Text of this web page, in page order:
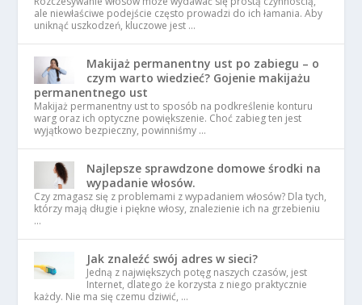
ale niewłaściwe podejście często prowadzi do ich łamania. Aby
uniknąć uszkodzeń, kluczowe jest …
Makijaż permanentny ust po zabiegu – o
czym warto wiedzieć? Gojenie makijażu
permanentnego ust
Makijaż permanentny ust to sposób na podkreślenie konturu
warg oraz ich optyczne powiększenie. Choć zabieg ten jest
wyjątkowo bezpieczny, powinniśmy …
Najlepsze sprawdzone domowe środki na
wypadanie włosów.
Czy zmagasz się z problemami z wypadaniem włosów? Dla tych,
którzy mają długie i piękne włosy, znalezienie ich na grzebieniu
…
Jak znaleźć swój adres w sieci?
Jedną z największych potęg naszych czasów, jest
Internet, dlatego że korzysta z niego praktycznie
każdy. Nie ma się czemu dziwić, …